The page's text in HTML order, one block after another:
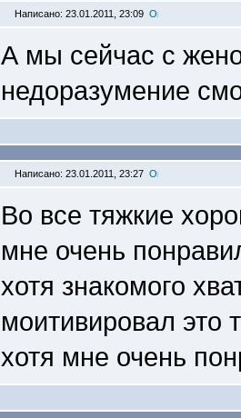
Написано: 23.01.2011, 23:09
А мы сейчас с
недоразумение
Написано: 23.01.2011, 23:27
Во все тяжкие
мне очень
хотя знакомого
моитивировал это
хотя мне очень